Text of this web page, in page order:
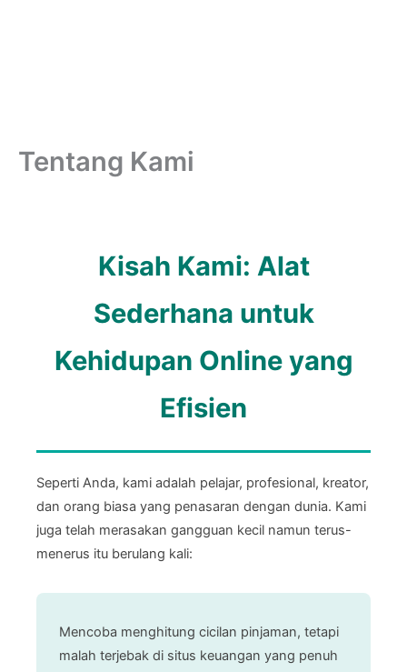
Tentang Kami
Kisah Kami: Alat
Sederhana untuk
Kehidupan Online yang
Efisien
Seperti Anda, kami adalah pelajar, profesional, kreator,
dan orang biasa yang penasaran dengan dunia. Kami
juga telah merasakan gangguan kecil namun terus-
menerus itu berulang kali:
Mencoba menghitung cicilan pinjaman, tetapi
malah terjebak di situs keuangan yang penuh